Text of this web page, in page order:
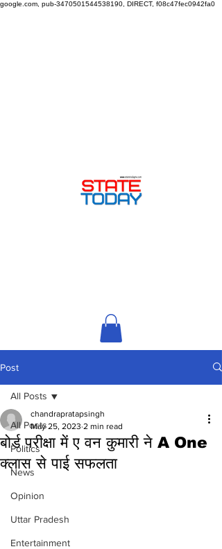
google.com, pub-3470501544538190, DIRECT, f08c47fec0942fa0
Post
All Posts
Politics
News
Opinion
Uttar Pradesh
Entertainment
All Posts
बोर्ड परीक्षा में ए वन कुमारी ने A One
क्लास से पाई सफलता
chandrapratapsingh
May 25, 2023 2 min read